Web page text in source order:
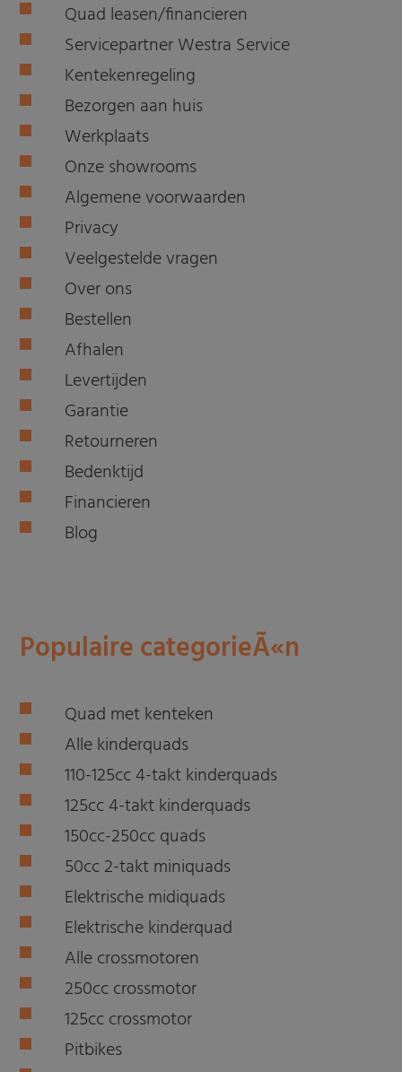
Quad leasen/financieren
Servicepartner Westra Service
Kentekenregeling
Bezorgen aan huis
Werkplaats
Onze showrooms
Algemene voorwaarden
Privacy
Veelgestelde vragen
Over ons
Bestellen
Afhalen
Levertijden
Garantie
Retourneren
Bedenktijd
Financieren
Blog
Populaire categorieÃ«n
Quad met kenteken
Alle kinderquads
110-125cc 4-takt kinderquads
125cc 4-takt kinderquads
150cc-250cc quads
50cc 2-takt miniquads
Elektrische midiquads
Elektrische kinderquad
Alle crossmotoren
250cc crossmotor
125cc crossmotor
Pitbikes